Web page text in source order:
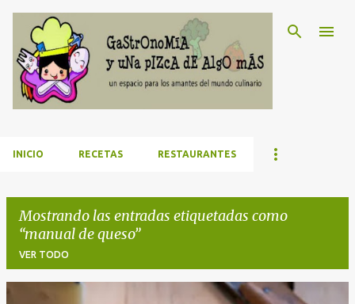
Ir al contenido principal
INICIO RECETAS RESTAURANTES
Mostrando las entradas etiquetadas como
manual de queso
VER TODO